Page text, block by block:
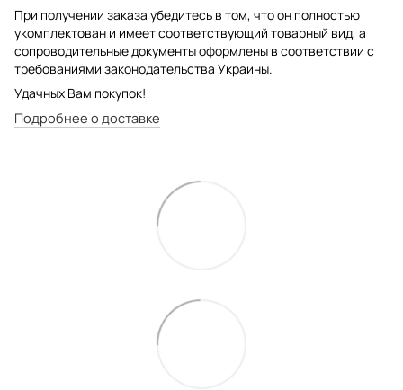
При получении заказа убедитесь в том, что он полностью
укомплектован и имеет соответствующий товарный вид, а
сопроводительные документы оформлены в соответствии с
требованиями законодательства Украины.
Удачных Вам покупок!
Подробнее о доставке